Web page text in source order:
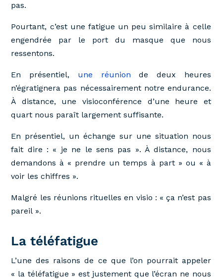
pas.
Pourtant, c’est une fatigue un peu similaire à celle
engendrée par le port du masque que nous
ressentons.
En présentiel, une réunion de deux heures
n’égratignera pas nécessairement notre endurance.
À distance, une visioconférence d’une heure et
quart nous paraît largement suffisante.
En présentiel, un échange sur une situation nous
fait dire : « je ne le sens pas ». À distance, nous
demandons à « prendre un temps à part » ou « à
voir les chiffres ».
Malgré les réunions rituelles en visio : « ça n’est pas
pareil ».
La téléfatigue
L’une des raisons de ce que l’on pourrait appeler
« la téléfatigue » est justement que l’écran ne nous